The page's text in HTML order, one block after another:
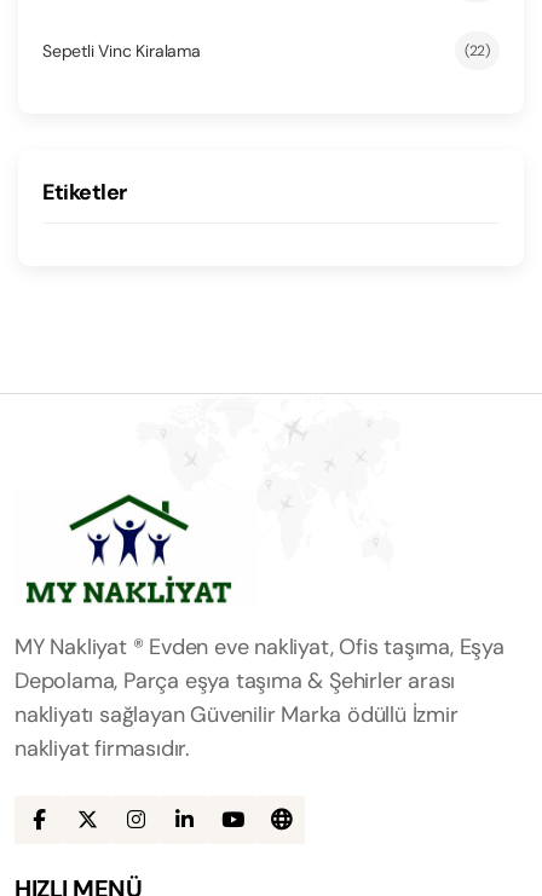
Sepetli Vinc Kiralama (22)
Etiketler
MY Nakliyat ® Evden eve nakliyat, Ofis taşıma, Eşya
Depolama, Parça eşya taşıma & Şehirler arası
nakliyatı sağlayan Güvenilir Marka ödüllü İzmir
nakliyat firmasıdır.
HIZLI MENÜ